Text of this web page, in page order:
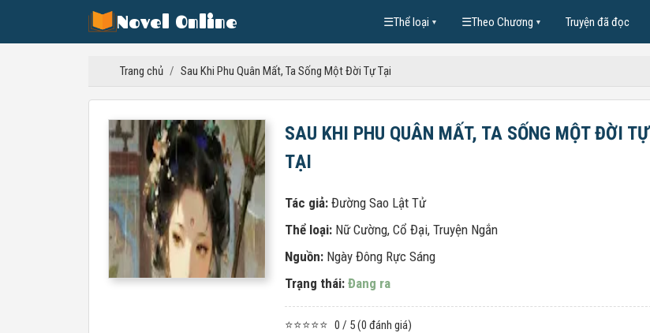
Novel Online ☰Thể loại ▼ ☰Theo Chương ▼ Truyện đã đọc
Trang chủ / Sau Khi Phu Quân Mất, Ta Sống Một Đời Tự Tại
SAU KHI PHU QUÂN MẤT, TA SỐNG MỘT ĐỜI TỰ
TẠI
Tác giả: Đường Sao Lật Tử
Thể loại: Nữ Cường, Cổ Đại, Truyện Ngắn
Nguồn: Ngày Đông Rực Sáng
Trạng thái: Đang ra
⭐⭐⭐⭐⭐ 0 / 5 (0 đánh giá)